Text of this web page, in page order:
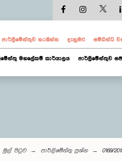
පාර්ලි‌මේන්තුව නරඹන්න දැනුමට සම්බන්ධ
මහලේකම් කාර්යාලය පාර්ලිමේන්තුව
මුල් පිටුව පාර්ලි‌මේන්තු‌ ප්‍රශ්න 0169/